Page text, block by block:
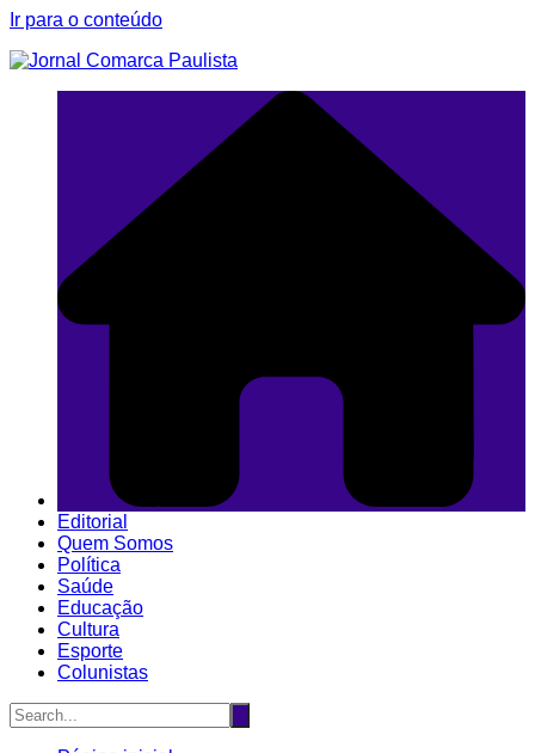
Ir para o conteúdo
Editorial
Quem Somos
Política
Saúde
Educação
Cultura
Esporte
Colunistas